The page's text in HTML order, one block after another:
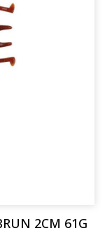
2CM 61G